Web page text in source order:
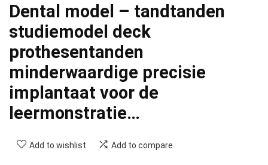
Dental model – tandtanden
studiemodel deck
prothesentanden
minderwaardige precisie
implantaat voor de
leermonstratie…
Add to wishlist Add to compare